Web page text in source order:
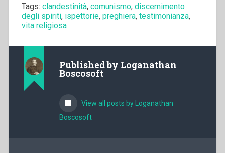
Tags: clandestinità, comunismo, discernimento
degli spiriti, ispettorie, preghiera, testimonianza,
vita religiosa
Published by Loganathan
Boscosoft
View all posts by Loganathan
Boscosoft